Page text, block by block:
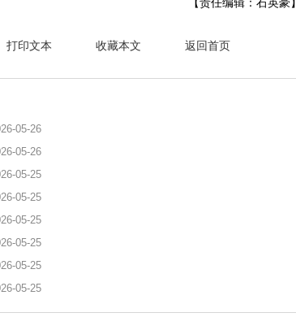
打印文本 收藏本文 返回首页
05-26
05-26
05-25
05-25
05-25
05-25
05-25
05-25